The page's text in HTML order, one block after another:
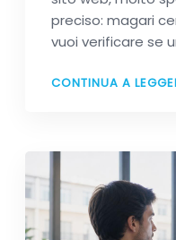
preciso: magari
vuoi verificare se
CONTINUA A